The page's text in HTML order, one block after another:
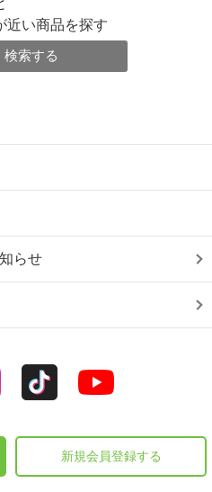
近い商品を探す
検索する
らせ
新規会員登録する